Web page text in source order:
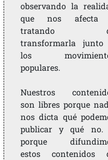
observando la
que nos afecta
tratando
transformarla
los
populares.
Nuestros
son libres porque
nos dicta qué
publicar y qué no.
porque
estos contenidos